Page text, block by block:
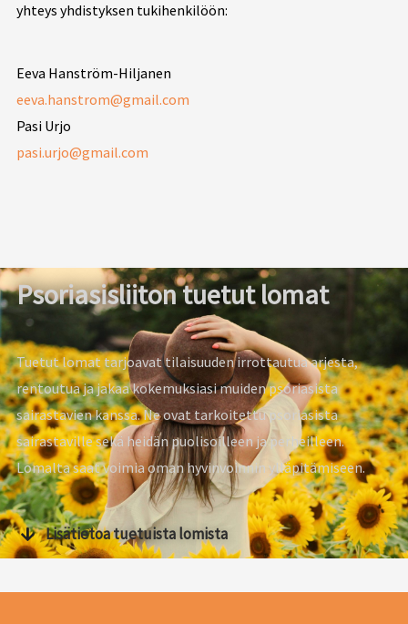
yhteys yhdistyksen tukihenkilöön:
Eeva Hanström-Hiljanen
eeva.hanstrom@gmail.com
Pasi Urjo
pasi.urjo@gmail.com
Psoriasisliiton tuetut lomat
Tuetut lomat tarjoavat tilaisuuden irrottautua arjesta,
rentoutua ja jakaa kokemuksiasi muiden psoriasista
sairastavien kanssa. Ne ovat tarkoitettu psoriasista
sairastaville sekä heidän puolisoilleen ja perheilleen.
Lomalta saat voimia oman hyvinvoinnin ylläpitämiseen.
Lisätietoa tuetuista lomista